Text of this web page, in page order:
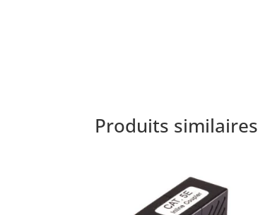
Produits similaires